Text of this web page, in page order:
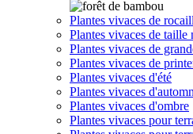
Plantes vivaces de
Plantes vivaces de
Plantes vivaces de
Plantes vivaces de
Plantes vivaces d'été
Plantes vivaces
Plantes vivaces d'ombre
Plantes vivaces pour